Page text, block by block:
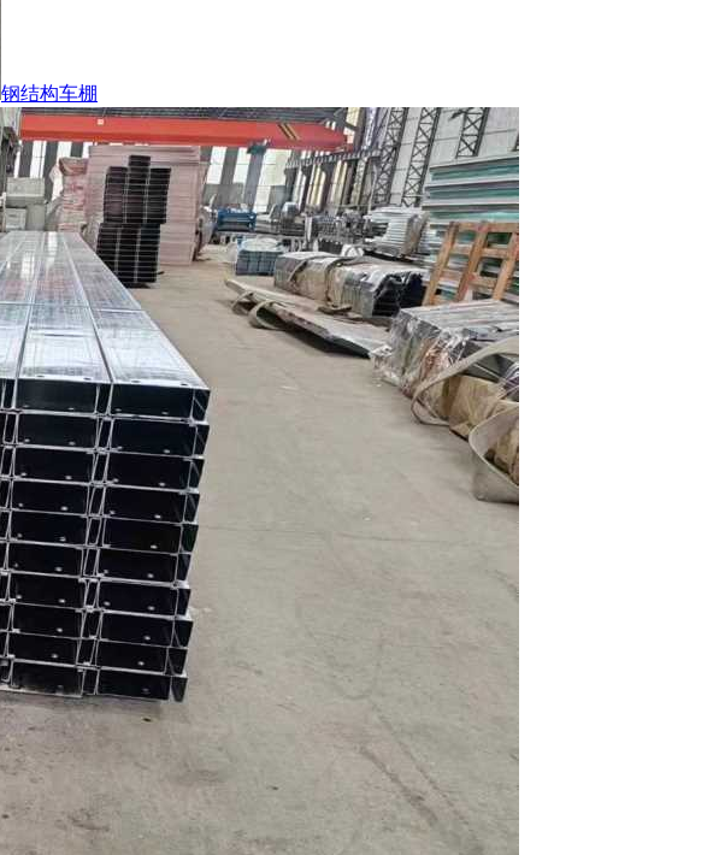
钢结构车棚